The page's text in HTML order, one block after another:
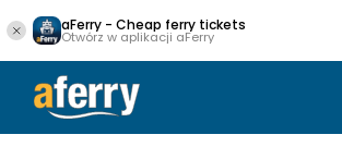
aFerry - Cheap ferry tickets
Otwórz w aplikacji aFerry